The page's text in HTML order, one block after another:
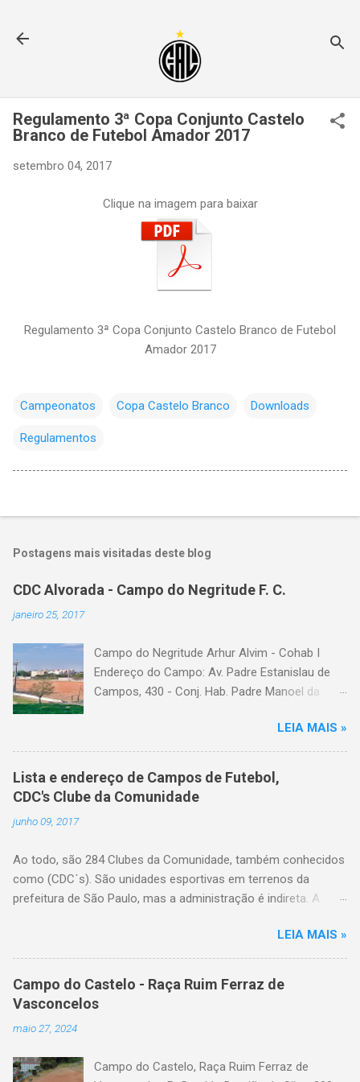
Regulamento 3ª Copa Conjunto Castelo
Branco de Futebol Amador 2017
setembro 04, 2017
Clique na imagem para baixar
Regulamento 3ª Copa Conjunto Castelo Branco de Futebol
Amador 2017
Campeonatos Copa Castelo Branco Downloads
Regulamentos
Postagens mais visitadas deste blog
CDC Alvorada - Campo do Negritude F. C.
janeiro 25, 2017
Campo do Negritude Arhur Alvim - Cohab I
Endereço do Campo: Av. Padre Estanislau de
Campos, 430 - Conj. Hab. Padre Manoel da
Categoria: cdc, campo de futebol, futebol de
várzea, futebol amador
LEIA MAIS »
Lista e endereço de Campos de Futebol,
CDC's Clube da Comunidade
junho 09, 2017
Ao todo, são 284 Clubes da Comunidade, também conhecidos
como (CDC´s). São unidades esportivas em terrenos da
prefeitura de São Paulo, mas a administração é indireta. A
com reconhecida vocação no trabalho esportivo, legalmente
constituídos em forma de associação comunitária ou e eleitos
pela própria população do bairro. A Secretaria de Esportes
coordena o processo de eleição das entidades que farão esta
atividades no calendário destes espaços, além de realizar
necessário. Lista dos Clubes da Comunidade de São Paulo,
LEIA MAIS »
Campo do Castelo - Raça Ruim Ferraz de
Vasconcelos
maio 27, 2024
Campo do Castelo, Raça Ruim Ferraz de